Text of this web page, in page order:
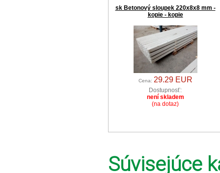
sk Betonový sloupek 220x8x8 mm -
kopie - kopie
Cena: 29.29 EUR
Dostupnosť:
není skladem
(na dotaz)
Súvisejúce